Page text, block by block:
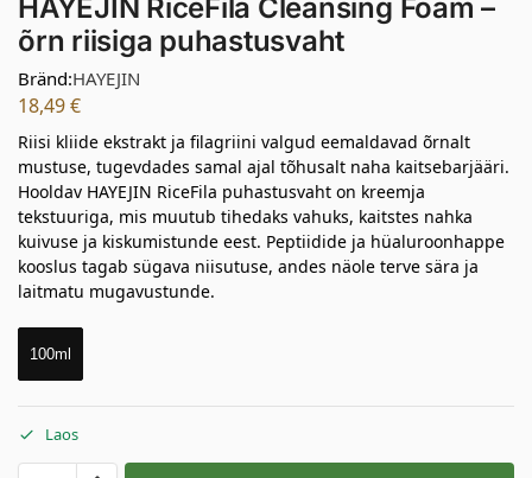
HAYEJIN RiceFila Cleansing Foam –
õrn riisiga puhastusvaht
Bränd:HAYEJIN
18,49€
Riisi kliide ekstrakt ja filagriini valgud eemaldavad õrnalt
mustuse, tugevdades samal ajal tõhusalt naha kaitsebarjääri.
Hooldav HAYEJIN RiceFila puhastusvaht on kreemja
tekstuuriga, mis muutub tihedaks vahuks, kaitstes nahka
kuivuse ja kiskumistunde eest. Peptiidide ja hüaluroonhappe
kooslus tagab sügava niisutuse, andes näole terve sära ja
laitmatu mugavustunde.
100ml
Laos